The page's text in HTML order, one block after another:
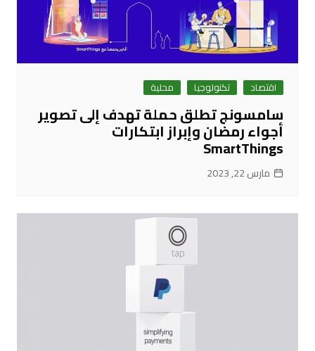
اقتصاد تكنولوجيا محلية
سامسونج تطلق حملة تهدف إلى تصوير
أجواء رمضان وإبراز ابتكارات
SmartThings
مارس 22, 2023